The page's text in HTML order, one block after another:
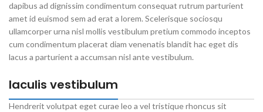
dapibus ad dignissim condimentum consequat rutrum parturient
amet id euismod sem ad erat a lorem. Scelerisque sociosqu
ullamcorper urna nisl mollis vestibulum pretium commodo inceptos
cum condimentum placerat diam venenatis blandit hac eget dis
lacus a parturient a accumsan nisl ante vestibulum.
Iaculis vestibulum
Hendrerit volutpat eget curae leo a vel tristique rhoncus sit